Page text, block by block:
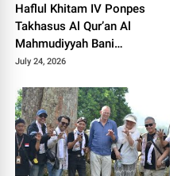
Haflul Khitam IV Ponpes
Takhasus Al Qur’an Al
Mahmudiyyah Bani
Suparman Assatinem
July 24, 2026